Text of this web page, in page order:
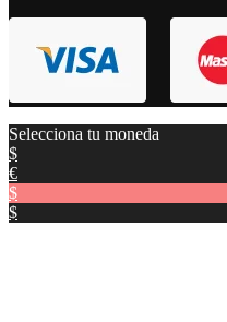
Selecciona tu moneda
$
€
$
$